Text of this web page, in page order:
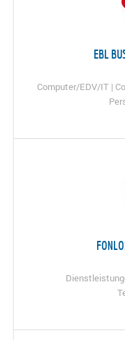
EBL
Computer/EDV/IT |